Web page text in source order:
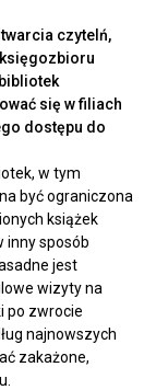
czytelń,
się w filiach
dostępu do
w tym
być ograniczona
książek
inny sposób
jest
wizyty na
po zwrocie
najnowszych
zakażone,